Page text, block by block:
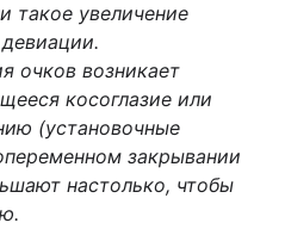
такое увеличение
очков возникает
косоглазие или
(установочные
закрывании
настолько, чтобы